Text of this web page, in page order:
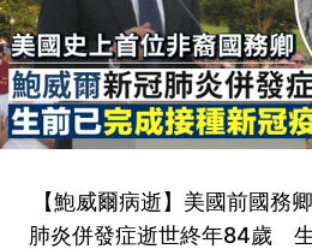
【鮑威爾病逝】美國前國務
肺炎併發症逝世終年84歲